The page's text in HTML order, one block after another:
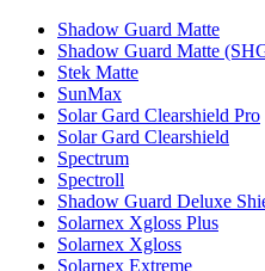
Shadow Guard Matte
Shadow Guard Matte
Stek Matte
SunMax
Solar Gard Clearshield Pro
Solar Gard Clearshield
Spectrum
Spectroll
Shadow Guard Deluxe
Solarnex Xgloss Plus
Solarnex Xgloss
Solarnex Extreme